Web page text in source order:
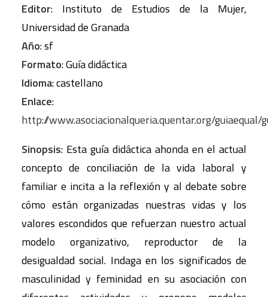
Editor: Instituto de Estudios de la Mujer,
Universidad de Granada
Año: sf
Formato: Guía didáctica
Idioma: castellano
Enlace:
http://www.asociacionalqueria.quentar.org/guiaequal/
Sinopsis: Esta guía didáctica ahonda en el actual
concepto de conciliación de la vida laboral y
familiar e incita a la reflexión y al debate sobre
cómo están organizadas nuestras vidas y los
valores escondidos que refuerzan nuestro actual
modelo organizativo, reproductor de la
desigualdad social. Indaga en los significados de
masculinidad y feminidad en su asociación con